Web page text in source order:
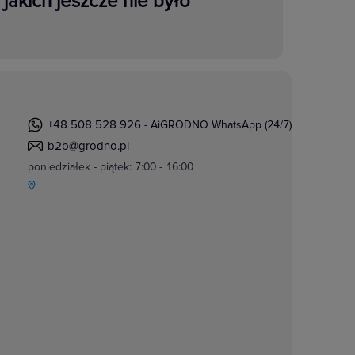
+48 508 528 926 - AiGRODNO WhatsApp (24/7)
b2b@grodno.pl
poniedziałek - piątek: 7:00 - 16:00